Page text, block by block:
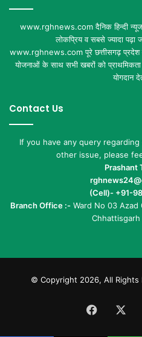
www.rghnews.com दैनिक हिन्दी न्यूज
लोकप्रिय व सबसे ज्यादा पढ़ा
www.rghnews.com पूरे छत्तीसगढ़ प्रदेश
योजनाओं के साथ सभी खबरों को
योगदान
Contact Us
If you have any query
other issue, please
Prashant
(Cell)- +91-
Branch Office :- Ward No 03 Azad
© Copyright 2026, All Rights